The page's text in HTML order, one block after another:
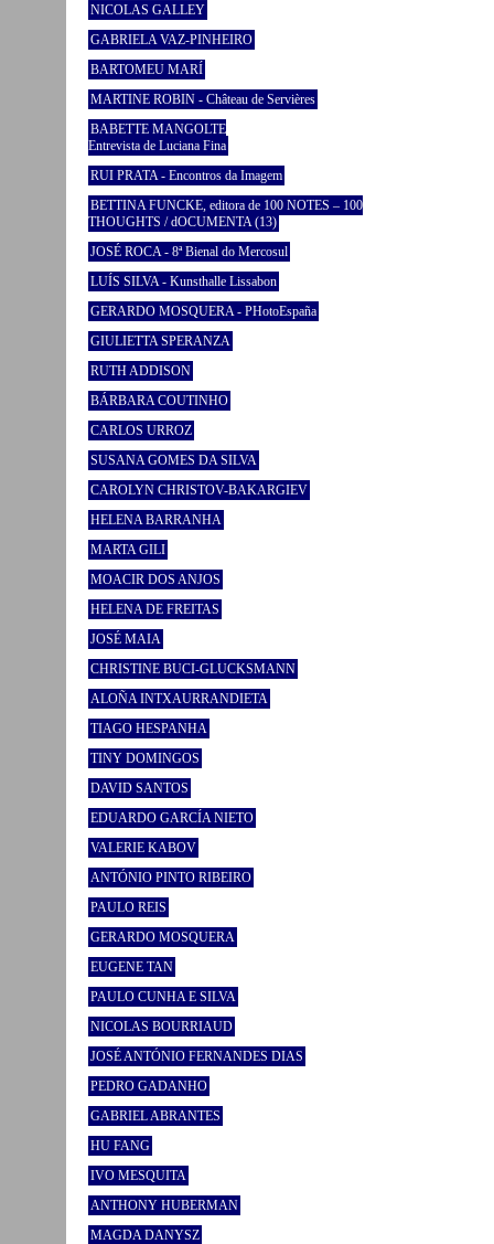
NICOLAS GALLEY
GABRIELA VAZ-PINHEIRO
BARTOMEU MARÍ
MARTINE ROBIN - Château de Servières
BABETTE MANGOLTE
Entrevista de Luciana Fina
RUI PRATA - Encontros da Imagem
BETTINA FUNCKE, editora de 100 NOTES – 100
THOUGHTS / dOCUMENTA (13)
JOSÉ ROCA - 8ª Bienal do Mercosul
LUÍS SILVA - Kunsthalle Lissabon
GERARDO MOSQUERA - PHotoEspaña
GIULIETTA SPERANZA
RUTH ADDISON
BÁRBARA COUTINHO
CARLOS URROZ
SUSANA GOMES DA SILVA
CAROLYN CHRISTOV-BAKARGIEV
HELENA BARRANHA
MARTA GILI
MOACIR DOS ANJOS
HELENA DE FREITAS
JOSÉ MAIA
CHRISTINE BUCI-GLUCKSMANN
ALOÑA INTXAURRANDIETA
TIAGO HESPANHA
TINY DOMINGOS
DAVID SANTOS
EDUARDO GARCÍA NIETO
VALERIE KABOV
ANTÓNIO PINTO RIBEIRO
PAULO REIS
GERARDO MOSQUERA
EUGENE TAN
PAULO CUNHA E SILVA
NICOLAS BOURRIAUD
JOSÉ ANTÓNIO FERNANDES DIAS
PEDRO GADANHO
GABRIEL ABRANTES
HU FANG
IVO MESQUITA
ANTHONY HUBERMAN
MAGDA DANYSZ